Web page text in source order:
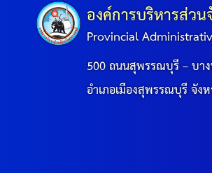
องค์การบริหารส่ว
Provincial
500 ถนนสุพรรณบุรี – บา
อำเภอเมืองสุพรรณบุรี จั